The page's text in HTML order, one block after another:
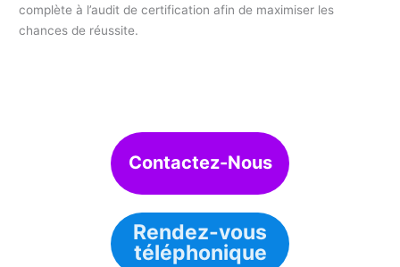
complète à l’audit de certification afin de maximiser les
chances de réussite.
Contactez-Nous
Rendez-vous
téléphonique